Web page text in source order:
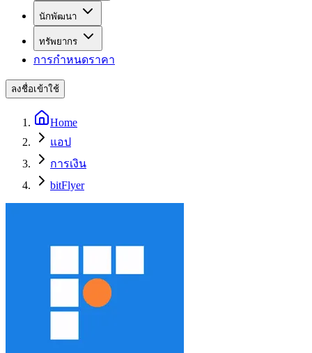
นักพัฒนา
ทรัพยากร
การกำหนดราคา
ลงชื่อเข้าใช้
Home
แอป
การเงิน
bitFlyer